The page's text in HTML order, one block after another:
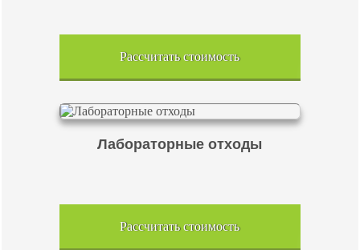
Рассчитать стоимость
Лабораторные отходы
Рассчитать стоимость